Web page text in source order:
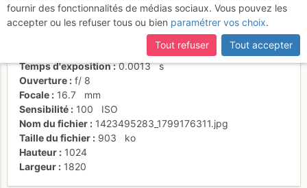
Date/heure
9 févr. 2015 11:28
Contributeur
janic
individuel (CC by-nc-nd)
LEICA D-LUX 3
Temps d'exposition
0.0013 s
Ouverture
f/ 8
Focale
16.7
mm
Sensibilité
100
ISO
Nom du fichier
1423495283_1799176311.jpg
Taille du fichier
903
ko
Hauteur
1024
Largeur
1820
fournir des fonctionnalités de médias sociaux. Vous pouvez les
accepter ou les refuser tous ou bien paramétrer vos choix.
Tout refuser
Tout accepter